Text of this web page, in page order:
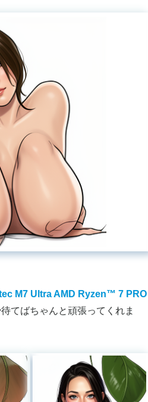
M7 Ultra AMD Ryzen™ 7 PRO
てばちゃんと頑張ってくれま